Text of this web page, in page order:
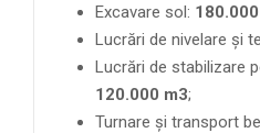
Excavare sol: 180.000
Lucrări de nivelare și
Lucrări de stabilizare
120.000 m3;
Turnare și transport